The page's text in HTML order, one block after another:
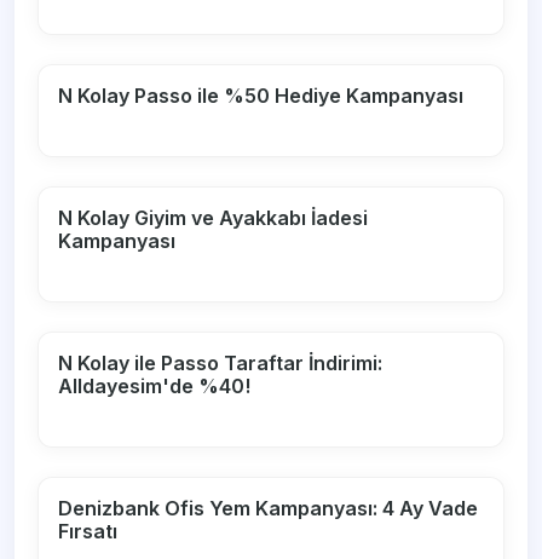
N Kolay Passo ile %50 Hediye Kampanyası
N Kolay Giyim ve Ayakkabı İadesi
Kampanyası
N Kolay ile Passo Taraftar İndirimi:
Alldayesim'de %40!
Denizbank Ofis Yem Kampanyası: 4 Ay Vade
Fırsatı